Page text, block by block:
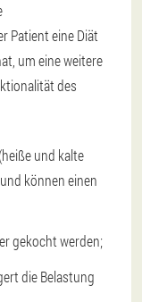
Patient eine Diät
um eine weitere
des
und kalte
können einen
gekocht werden;
die Belastung